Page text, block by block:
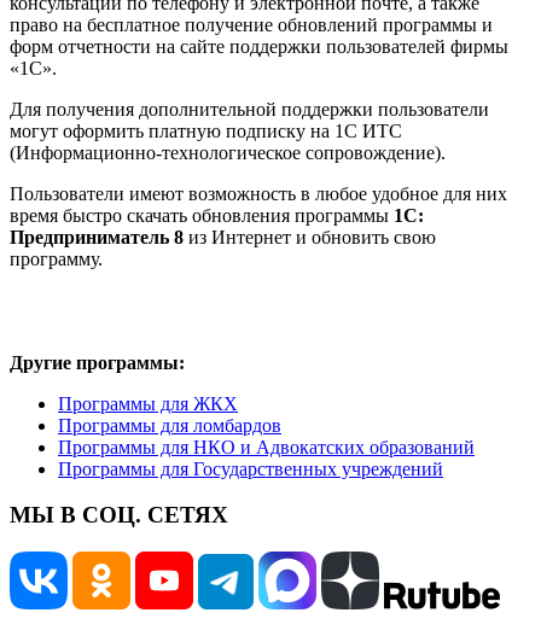
право на бесплатное получение обновлений программы и
форм отчетности на сайте поддержки пользователей фирмы
«1С».
Для получения дополнительной поддержки пользователи
могут оформить платную подписку на 1С ИТС
(Информационно-технологическое сопровождение).
Пользователи имеют возможность в любое удобное для них
время быстро скачать обновления программы 1С:
Предприниматель 8 из Интернет и обновить свою
программу.
Другие программы:
Программы для ЖКХ
Программы для ломбардов
Программы для НКО и Адвокатских образований
Программы для Государственных учреждений
МЫ В СОЦ. СЕТЯХ